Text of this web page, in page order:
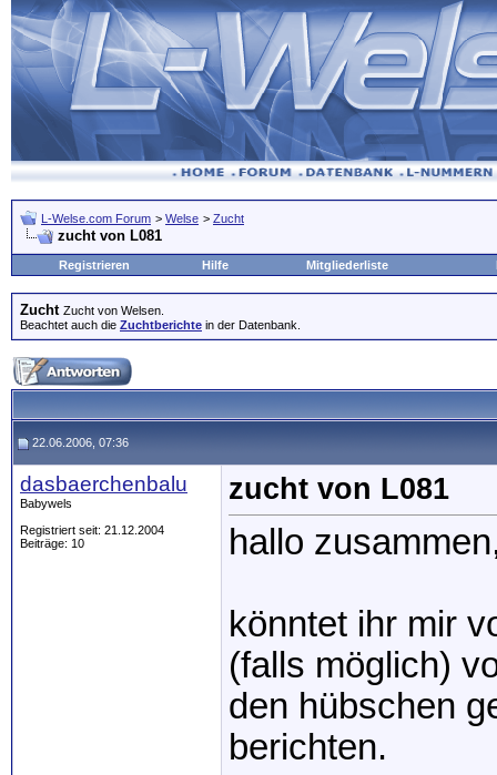
L-Welse.com Forum > Welse > Zucht
zucht von L081
Registrieren Hilfe Mitgliederliste
Zucht Zucht von Welsen.
Beachtet auch die Zuchtberichte in der Datenbank.
22.06.2006, 07:36
dasbaerchenbalu
Babywels
Registriert seit: 21.12.2004
Beiträge: 10
zucht von L081
hallo
könntet ihr mir
(falls möglich)
den hübschen
berichten.